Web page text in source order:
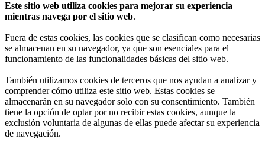
Este sitio web utiliza cookies para mejorar su experiencia
mientras navega por el sitio web.
Fuera de estas cookies, las cookies que se clasifican como necesarias
se almacenan en su navegador, ya que son esenciales para el
funcionamiento de las funcionalidades básicas del sitio web.
También utilizamos cookies de terceros que nos ayudan a analizar y
comprender cómo utiliza este sitio web. Estas cookies se
almacenarán en su navegador solo con su consentimiento. También
tiene la opción de optar por no recibir estas cookies, aunque la
exclusión voluntaria de algunas de ellas puede afectar su experiencia
de navegación.